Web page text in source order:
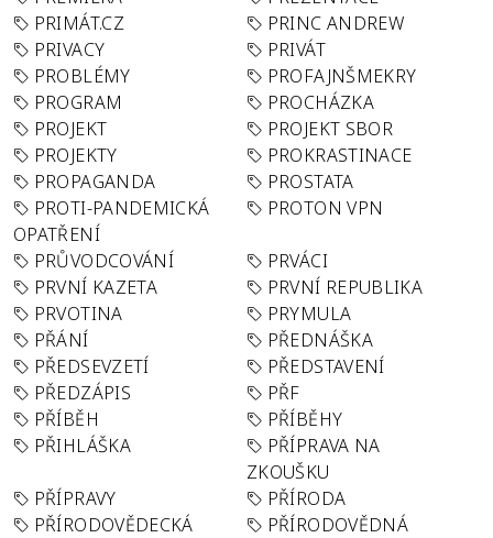
PRIMÁT.CZ
PRINC ANDREW
PRIVACY
PRIVÁT
PROBLÉMY
PROFAJNŠMEKRY
PROGRAM
PROCHÁZKA
PROJEKT
PROJEKT SBOR
PROJEKTY
PROKRASTINACE
PROPAGANDA
PROSTATA
PROTI-PANDEMICKÁ
OPATŘENÍ
PROTON VPN
PRŮVODCOVÁNÍ
PRVÁCI
PRVNÍ KAZETA
PRVNÍ REPUBLIKA
PRVOTINA
PRYMULA
PŘÁNÍ
PŘEDNÁŠKA
PŘEDSEVZETÍ
PŘEDSTAVENÍ
PŘEDZÁPIS
PŘF
PŘÍBĚH
PŘÍBĚHY
PŘIHLÁŠKA
PŘÍPRAVA NA
ZKOUŠKU
PŘÍPRAVY
PŘÍRODA
PŘÍRODOVĚDECKÁ
PŘÍRODOVĚDNÁ